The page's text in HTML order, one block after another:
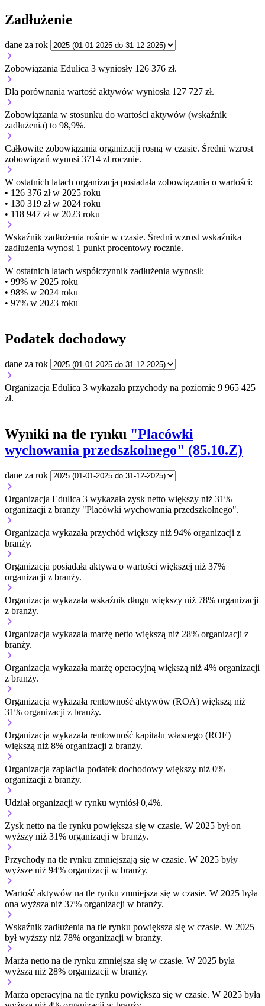
Zadłużenie
dane za rok
Zobowiązania Edulica 3 wyniosły 126 376 zł.
Dla porównania wartość aktywów wyniosła 127 727 zł.
Zobowiązania w stosunku do wartości aktywów (wskaźnik
zadłużenia) to 98,9%.
Całkowite zobowiązania organizacji rosną w czasie. Średni wzrost
zobowiązań wynosi 3714 zł rocznie.
W ostatnich latach organizacja posiadała zobowiązania o wartości:
• 126 376 zł w 2025 roku
• 130 319 zł w 2024 roku
• 118 947 zł w 2023 roku
Wskaźnik zadłużenia rośnie w czasie. Średni wzrost wskaźnika
zadłużenia wynosi 1 punkt procentowy rocznie.
W ostatnich latach współczynnik zadłużenia wynosił:
• 99% w 2025 roku
• 98% w 2024 roku
• 97% w 2023 roku
Podatek dochodowy
dane za rok
Organizacja Edulica 3 wykazała przychody na poziomie 9 965 425
zł.
Wyniki na tle rynku "Placówki
wychowania przedszkolnego" (85.10.Z)
dane za rok
Organizacja Edulica 3 wykazała zysk netto większy niż 31%
organizacji z branży "Placówki wychowania przedszkolnego".
Organizacja wykazała przychód większy niż 94% organizacji z
branży.
Organizacja posiadała aktywa o wartości większej niż 37%
organizacji z branży.
Organizacja wykazała wskaźnik długu większy niż 78% organizacji
z branży.
Organizacja wykazała marżę netto większą niż 28% organizacji z
branży.
Organizacja wykazała marżę operacyjną większą niż 4% organizacji
z branży.
Organizacja wykazała rentowność aktywów (ROA) większą niż
31% organizacji z branży.
Organizacja wykazała rentowność kapitału własnego (ROE)
większą niż 8% organizacji z branży.
Organizacja zapłaciła podatek dochodowy większy niż 0%
organizacji z branży.
Udział organizacji w rynku wyniósł 0,4%.
Zysk netto na tle rynku powiększa się w czasie. W 2025 był on
wyższy niż 31% organizacji w branży.
Przychody na tle rynku zmniejszają się w czasie. W 2025 były
wyższe niż 94% organizacji w branży.
Wartość aktywów na tle rynku zmniejsza się w czasie. W 2025 była
ona wyższa niż 37% organizacji w branży.
Wskaźnik zadłużenia na tle rynku powiększa się w czasie. W 2025
był wyższy niż 78% organizacji w branży.
Marża netto na tle rynku zmniejsza się w czasie. W 2025 była
wyższa niż 28% organizacji w branży.
Marża operacyjna na tle rynku powiększa się w czasie. W 2025 była